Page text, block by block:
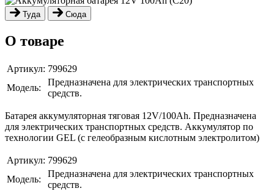
Туда Сюда
О товаре
Артикул: 799629
Модель:
Предназначена для электрических транспортных
средств.
Батарея аккумуляторная тяговая 12V/100Ah. Предназначена
для электрических транспортных средств. Аккумулятор по
технологии GEL (с гелеобразным кислотным электролитом)
Артикул: 799629
Модель:
Предназначена для электрических транспортных
средств.